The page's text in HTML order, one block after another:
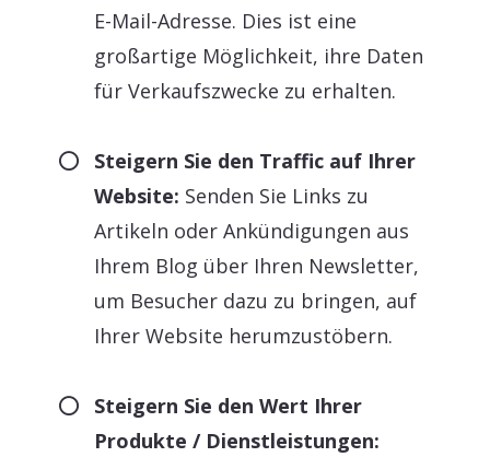
E-Mail-Adresse. Dies ist eine
großartige Möglichkeit, ihre Daten
für Verkaufszwecke zu erhalten.
Steigern Sie den Traffic auf Ihrer
Website: Senden Sie Links zu
Artikeln oder Ankündigungen aus
Ihrem Blog über Ihren Newsletter,
um Besucher dazu zu bringen, auf
Ihrer Website herumzustöbern.
Steigern Sie den Wert Ihrer
Produkte / Dienstleistungen: